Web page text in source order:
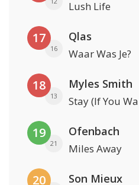
Lush Life
17
16
Qlas
Waar Was Je?
18
13
Myles Smith
Stay (If You
19
21
Ofenbach
Miles Away
20 Son Mieux